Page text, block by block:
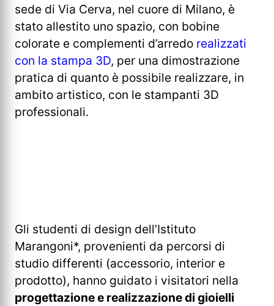
sede di Via Cerva, nel cuore di Milano, è
stato allestito uno spazio, con bobine
colorate e complementi d’arredo realizzati
con la stampa 3D, per una dimostrazione
pratica di quanto è possibile realizzare, in
ambito artistico, con le stampanti 3D
professionali.
Gli studenti di design dell’Istituto
Marangoni*, provenienti da percorsi di
studio differenti (accessorio, interior e
prodotto), hanno guidato i visitatori nella
progettazione e realizzazione di gioielli